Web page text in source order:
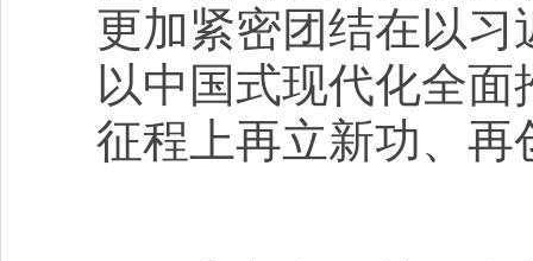
更加紧密团结在以
以中国式现代化全
征程上再立新功、再